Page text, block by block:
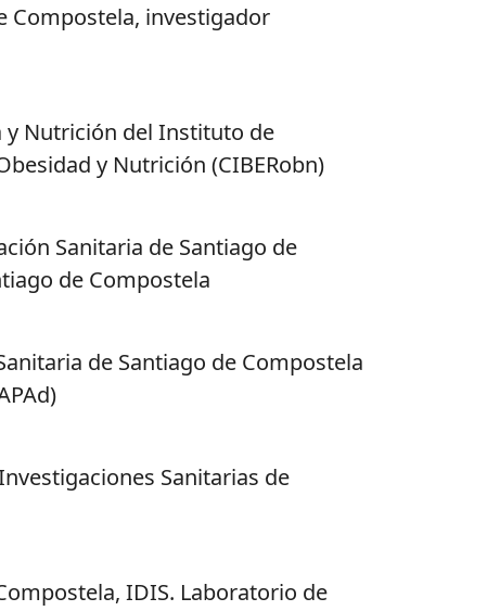
Compostela, investigador
y Nutrición del Instituto de
y Nutrición (CIBERobn)
Sanitaria de Santiago de
de Compostela
de Santiago de Compostela
Sanitarias de
IDIS. Laboratorio de